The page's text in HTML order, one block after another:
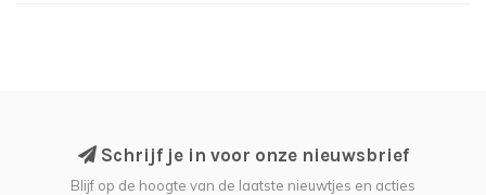
Schrijf je in voor onze nieuwsbrief
Blijf op de hoogte van de laatste nieuwtjes en acties